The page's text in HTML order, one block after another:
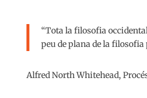
“Tota la filosofia
peu de plana de la filosofia
Alfred North Whitehead,